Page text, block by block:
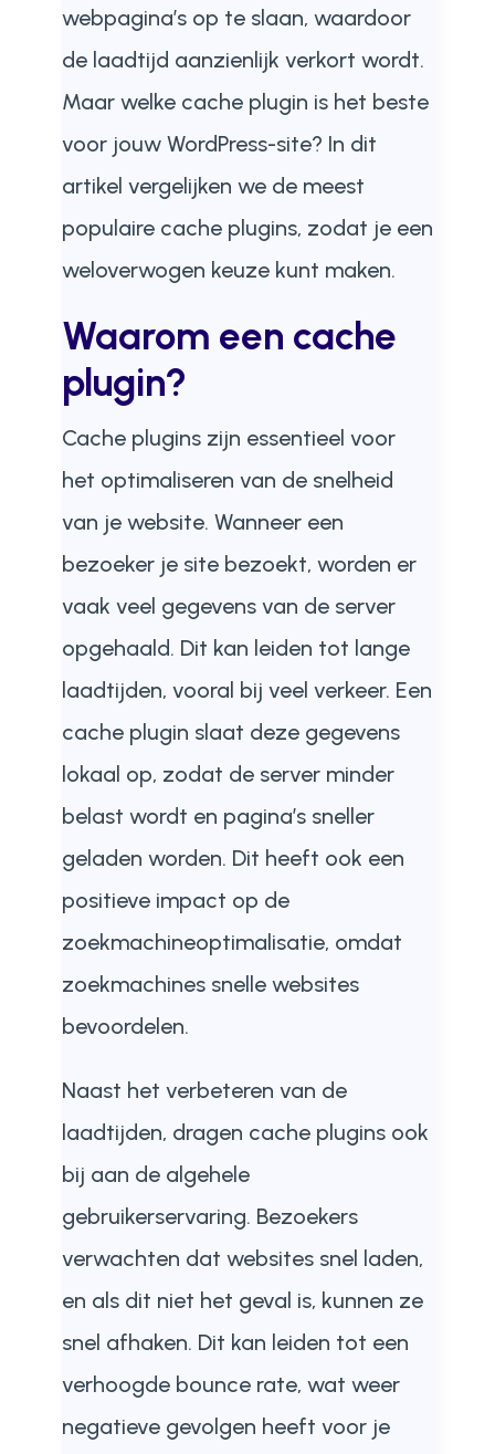
webpagina’s op te slaan, waardoor
de laadtijd aanzienlijk verkort wordt.
Maar welke cache plugin is het beste
voor jouw WordPress-site? In dit
artikel vergelijken we de meest
populaire cache plugins, zodat je een
weloverwogen keuze kunt maken.
Waarom een cache
plugin?
Cache plugins zijn essentieel voor
het optimaliseren van de snelheid
van je website. Wanneer een
bezoeker je site bezoekt, worden er
vaak veel gegevens van de server
opgehaald. Dit kan leiden tot lange
laadtijden, vooral bij veel verkeer. Een
cache plugin slaat deze gegevens
lokaal op, zodat de server minder
belast wordt en pagina’s sneller
geladen worden. Dit heeft ook een
positieve impact op de
zoekmachineoptimalisatie, omdat
zoekmachines snelle websites
bevoordelen.
Naast het verbeteren van de
laadtijden, dragen cache plugins ook
bij aan de algehele
gebruikerservaring. Bezoekers
verwachten dat websites snel laden,
en als dit niet het geval is, kunnen ze
snel afhaken. Dit kan leiden tot een
verhoogde bounce rate, wat weer
negatieve gevolgen heeft voor je